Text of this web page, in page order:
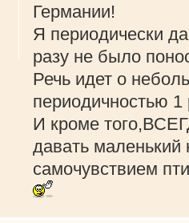
Германии!
Я периодически
разу не было
Речь идет о
периодичностью 1
И кроме
давать маленький
самочувствием